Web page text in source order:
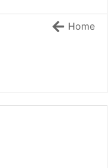
配信者!
ノベル
恋愛ル
の３
～社畜
に暮ら
）】
されて
Home